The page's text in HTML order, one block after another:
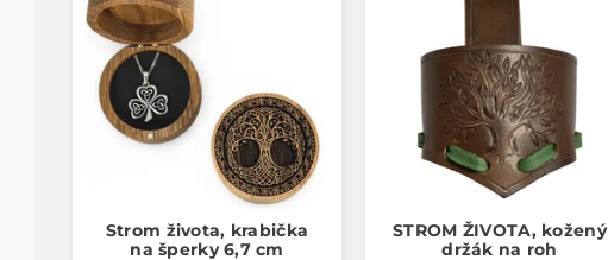
Strom života, krabička
na šperky 6,7 cm
STROM ŽIVOTA, kožený
držák na roh